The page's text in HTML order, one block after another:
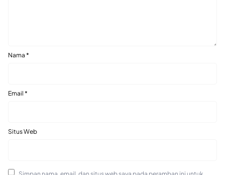
Nama *
Email *
Situs Web
Simpan nama, email, dan situs web saya pada peramban ini untuk